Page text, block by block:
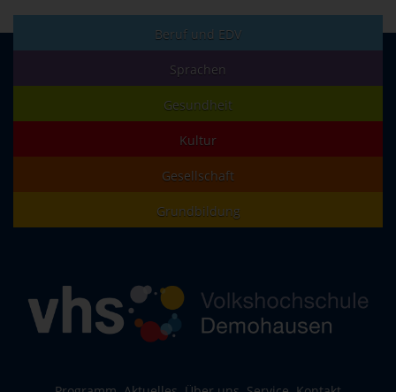
Beruf und EDV
Sprachen
Gesundheit
Kultur
Gesellschaft
Grundbildung